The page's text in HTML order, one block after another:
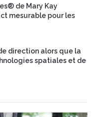
de Mary Kay
mesurable pour les
direction alors que la
spatiales et de